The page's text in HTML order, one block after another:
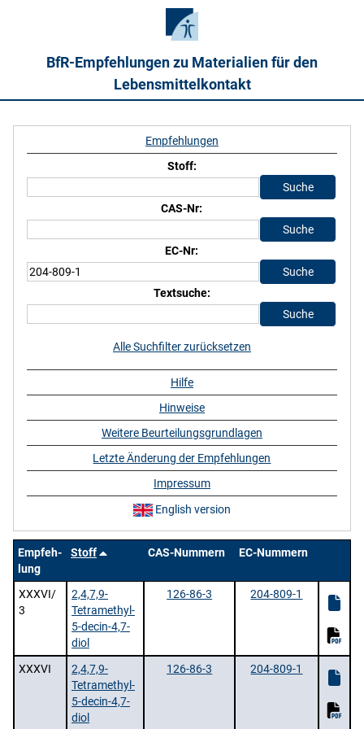
BfR-Empfehlungen zu Materialien für den
Lebensmittelkontakt
Empfeh-
lung
Stoff CAS-Nummern EC-Nummern
XXXVI/
3
2,4,7,9-
Tetramethyl-
5-decin-4,7-
diol
126-86-3 204-809-1
XXXVI
2,4,7,9-
Tetramethyl-
5-decin-4,7-
diol
126-86-3 204-809-1
Empfehlungen
Stoff:
CAS-Nr:
EC-Nr:
Textsuche:
Alle Suchfilter zurücksetzen
Hilfe
Hinweise
Weitere Beurteilungsgrundlagen
Letzte Änderung der Empfehlungen
Impressum
English version